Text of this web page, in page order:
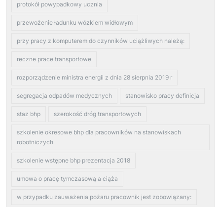
protokół powypadkowy ucznia
przewożenie ładunku wózkiem widłowym
przy pracy z komputerem do czynników uciążliwych należą:
reczne prace transportowe
rozporządzenie ministra energii z dnia 28 sierpnia 2019 r
segregacja odpadów medycznych stanowisko pracy definicja
staz bhp szerokość dróg transportowych
szkolenie okresowe bhp dla pracowników na stanowiskach
robotniczych
szkolenie wstępne bhp prezentacja 2018
umowa o pracę tymczasową a ciąża
w przypadku zauważenia pożaru pracownik jest zobowiązany: